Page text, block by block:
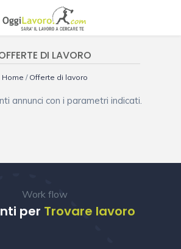
DI LAVORO
Home / Offerte di lavoro
annunci con i parametri indicati.
Work flow
per Trovare lavoro